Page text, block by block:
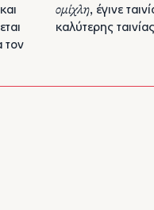
τον
ομίχλη, έγινε
καλύτερης